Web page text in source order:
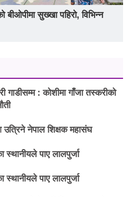
बीओपीमा सुख्खा पहिरो, विभिन्न
गाडीसम्म : कोशीमा गाँजा तस्करीको
उत्रिने नेपाल शिक्षक महासंघ
स्थानीयले पाए लालपुर्जा
स्थानीयले पाए लालपुर्जा